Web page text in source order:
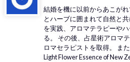
結婚を機に以前からあこが
とハーブに囲まれて自然と
を実践、アロマテラピーや
る。 その後、占星術アロマ
ロマセラピストを取得。 ま
Light Flower Essence of New